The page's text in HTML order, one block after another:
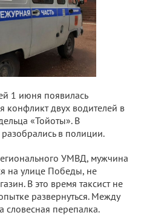
1 июня появилась
конфликт двух водителей в
«Тойоты». В
разобрались в полиции.
УМВД, мужчина
на улице Победы, не
В это время таксист не
развернуться. Между
перепалка.